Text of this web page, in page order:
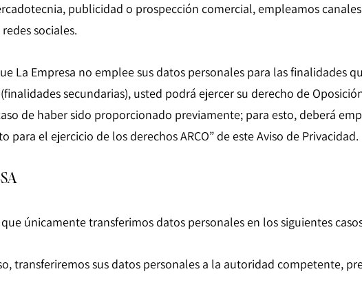
publicidad o prospección comercial, empleamos
sociales.
La Empresa no emplee sus datos personales para las finalidades
secundarias), usted podrá ejercer su derecho de
de haber sido proporcionado previamente; para esto, deberá
el ejercicio de los derechos ARCO” de este Aviso de Privacidad.
únicamente transferimos datos personales en los siguientes
transferiremos sus datos personales a la autoridad competente,